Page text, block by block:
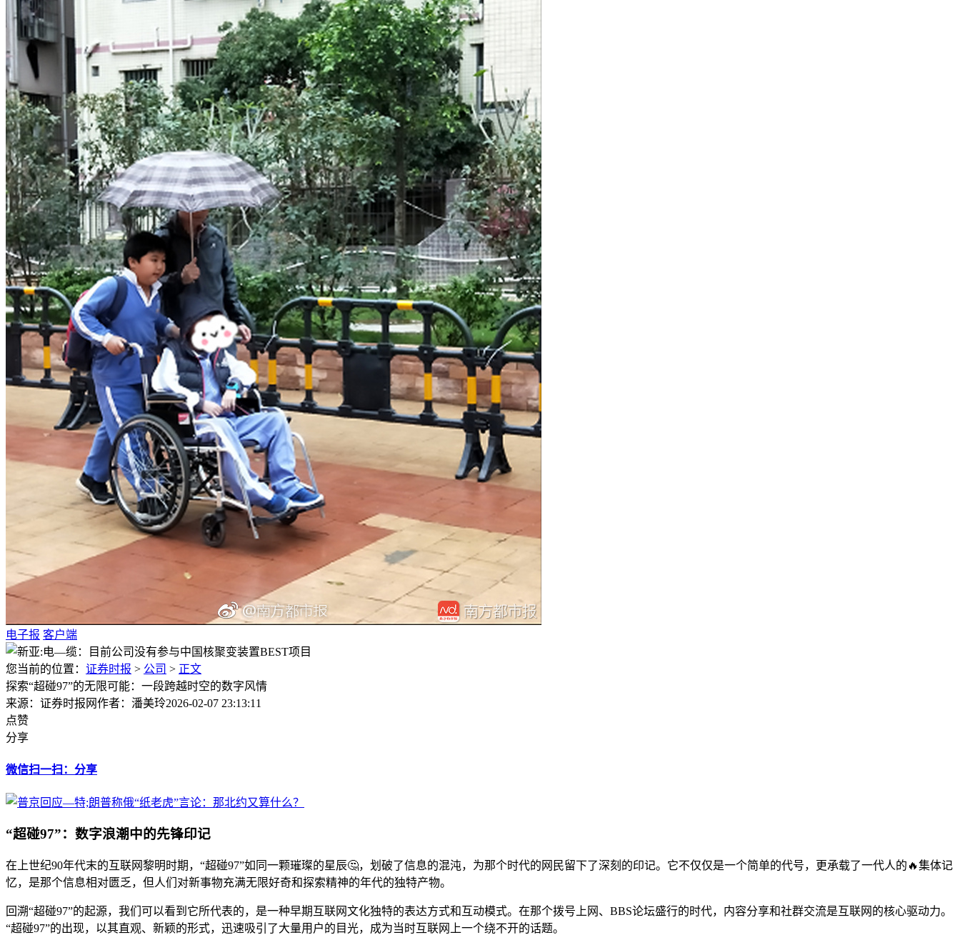
电子报 客户端
您当前的位置： 证券时报 > 公司 > 正文
探索“超碰97”的无限可能：一段跨越时空的数字风情
来源：证券时报网作者：潘美玲2026-02-07 23:13:11
点赞
分享
微信扫一扫：分享
“超碰97”：数字浪潮中的先锋印记
在上世纪90年代末的互联网黎明时期，“超碰97”如同一颗璀璨的星辰🤔，划破了信息的混沌，为那个时代的网民留下了深刻的印记。它不仅仅是一个简单的代号，更承载了一代人的🔥集体记
忆，是那个信息相对匮乏，但人们对新事物充满无限好奇和探索精神的年代的独特产物。
回溯“超碰97”的起源，我们可以看到它所代表的，是一种早期互联网文化独特的表达方式和互动模式。在那个拨号上网、BBS论坛盛行的时代，内容分享和社群交流是互联网的核心驱动力。
“超碰97”的出现，以其直观、新颖的形式，迅速吸引了大量用户的目光，成为当时互联网上一个绕不开的话题。